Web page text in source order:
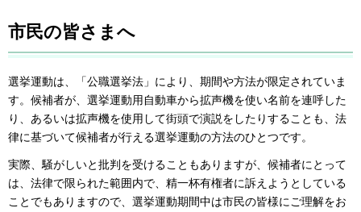
市民の皆さまへ
選挙運動は、「公職選挙法」により、期間や方法が限定されていま
す。候補者が、選挙運動用自動車から拡声機を使い名前を連呼した
り、あるいは拡声機を使用して街頭で演説をしたりすることも、法
律に基づいて候補者が行える選挙運動の方法のひとつです。
実際、騒がしいと批判を受けることもありますが、候補者にとって
は、法律で限られた範囲内で、精一杯有権者に訴えようとしている
ことでもありますので、選挙運動期間中は市民の皆様にご理解をお